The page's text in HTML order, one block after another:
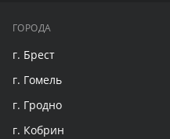
ГОРОДА
г. Брест
г. Гомель
г. Гродно
г. Кобрин